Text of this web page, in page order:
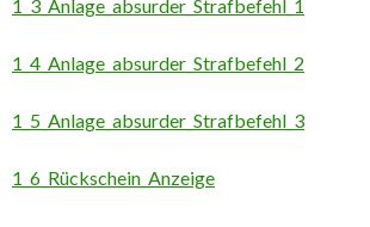
1_3_Anlage_absurder_Strafbefehl_1
1_4_Anlage_absurder_Strafbefehl_2
1_5_Anlage_absurder_Strafbefehl_3
1_6_Rückschein_Anzeige